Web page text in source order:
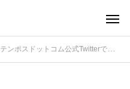
テンポスドットコム公式Twitterで更新中！紹介した新品・中古商品のまとめ記事必見です！